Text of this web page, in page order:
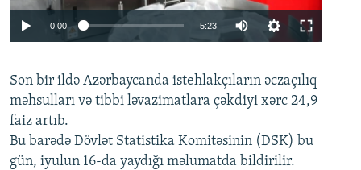
Auto 240p 360p 480p
720p 1080p
0:00 5:23
360p
480p
720p
1080p
Son bir ildə Azərbaycanda istehlakçıların əczaçılıq
məhsulları və tibbi ləvazimatlara çəkdiyi xərc 24,9
faiz artıb.
Bu barədə Dövlət Statistika Komitəsinin (DSK) bu
gün, iyulun 16-da yaydığı məlumatda bildirilir.